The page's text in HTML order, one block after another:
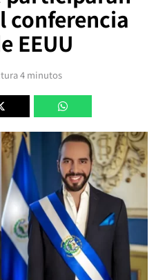
conferencia
EEUU
4 minutos